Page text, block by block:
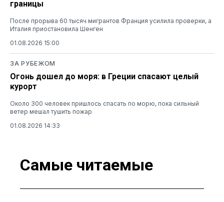
границы
После прорыва 60 тысяч мигрантов Франция усилила проверки, а
Италия приостановила Шенген
01.08.2026 15:00
ЗА РУБЕЖОМ
Огонь дошел до моря: в Греции спасают целый
курорт
Около 300 человек пришлось спасать по морю, пока сильный
ветер мешал тушить пожар
01.08.2026 14:33
Самые читаемые